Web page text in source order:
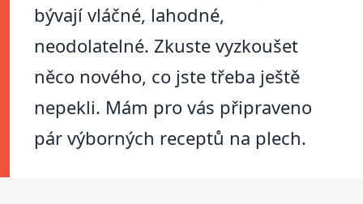
bývají vláčné, lahodné,
neodolatelné. Zkuste vyzkoušet
něco nového, co jste třeba ještě
nepekli. Mám pro vás připraveno
pár výborných receptů na plech.